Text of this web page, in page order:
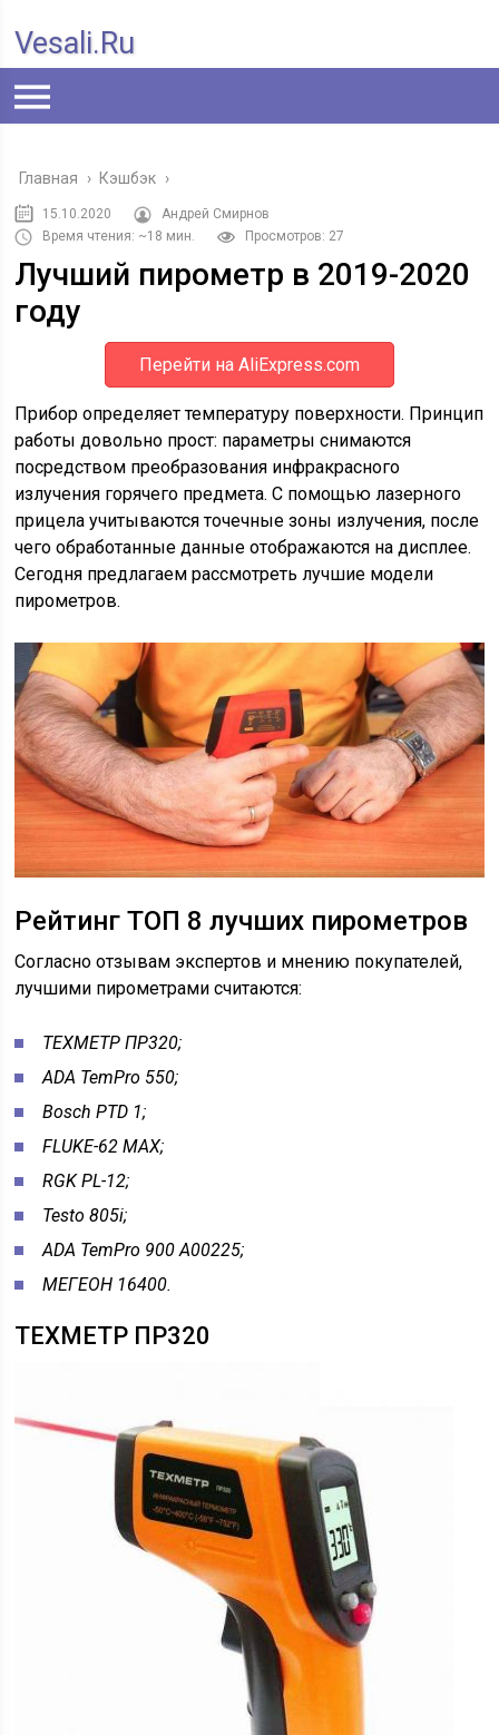
Vesali.ru
Главная › Кэшбэк ›
15.10.2020
Андрей Смирнов
Время чтения: ~18 мин.
Просмотров: 27
Лучший пирометр в 2019-2020
году
Перейти на AliExpress.com
Прибор определяет температуру поверхности. Принцип
работы довольно прост: параметры снимаются
посредством преобразования инфракрасного
излучения горячего предмета. С помощью лазерного
прицела учитываются точечные зоны излучения, после
чего обработанные данные отображаются на дисплее.
Сегодня предлагаем рассмотреть лучшие модели
пирометров.
Рейтинг ТОП 8 лучших пирометров
Согласно отзывам экспертов и мнению покупателей,
лучшими пирометрами считаются:
ТЕХМЕТР ПР320;
ADA TemPro 550;
Bosch PTD 1;
FLUKE-62 MAX;
RGK PL-12;
Testo 805i;
ADA TemPro 900 A00225;
МЕГЕОН 16400.
ТЕХМЕТР ПР320